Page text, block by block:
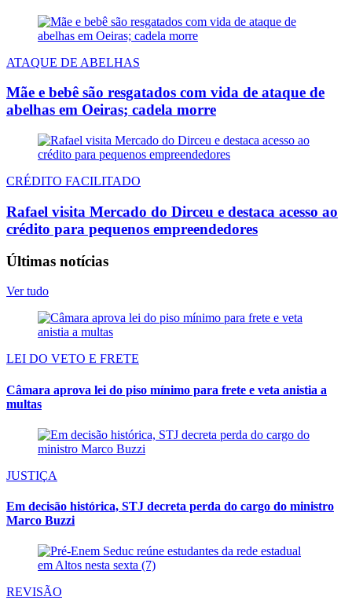
ATAQUE DE ABELHAS
Mãe e bebê são resgatados com vida de ataque de
abelhas em Oeiras; cadela morre
CRÉDITO FACILITADO
Rafael visita Mercado do Dirceu e destaca acesso ao
crédito para pequenos empreendedores
Últimas notícias
Ver tudo
LEI DO VETO E FRETE
Câmara aprova lei do piso mínimo para frete e veta anistia a
multas
JUSTIÇA
Em decisão histórica, STJ decreta perda do cargo do ministro
Marco Buzzi
REVISÃO